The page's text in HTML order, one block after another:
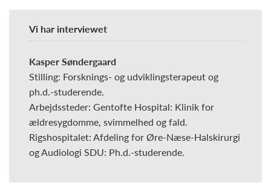
Vi har interviewet
Kasper Søndergaard
Stilling: Forsknings- og udviklingsterapeut og
ph.d.-studerende.
Arbejdssteder: Gentofte Hospital: Klinik for
ældresygdomme, svimmelhed og fald.
Rigshospitalet: Afdeling for Øre-Næse-Halskirurgi
og Audiologi SDU: Ph.d.-studerende.